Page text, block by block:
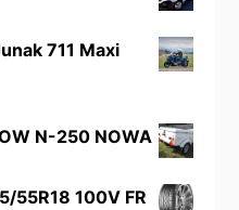
711 Maxi
N-250 NOWA
55R18 100V FR